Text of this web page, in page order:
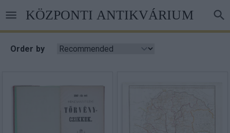
to
main
KÖZPONTI ANTIKVÁRIUM
Order by